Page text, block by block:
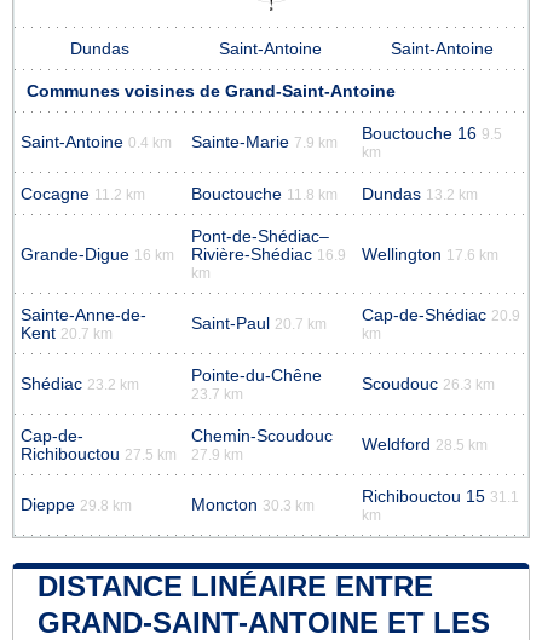
Dundas Saint-Antoine Saint-Antoine
Communes voisines de Grand-Saint-Antoine
Saint-Antoine 0.4 km Sainte-Marie 7.9 km Bouctouche 16 9.5
km
Cocagne 11.2 km Bouctouche 11.8 km Dundas 13.2 km
Grande-Digue 16 km
Pont-de-Shédiac–
Rivière-Shédiac 16.9
km
Wellington 17.6 km
Sainte-Anne-de-
Kent 20.7 km
Saint-Paul 20.7 km Cap-de-Shédiac 20.9
km
Shédiac 23.2 km Pointe-du-Chêne
23.7 km
Scoudouc 26.3 km
Cap-de-
Richibouctou 27.5 km
Chemin-Scoudouc
27.9 km
Weldford 28.5 km
Dieppe 29.8 km Moncton 30.3 km Richibouctou 15 31.1
km
DISTANCE LINÉAIRE ENTRE
GRAND-SAINT-ANTOINE ET LES